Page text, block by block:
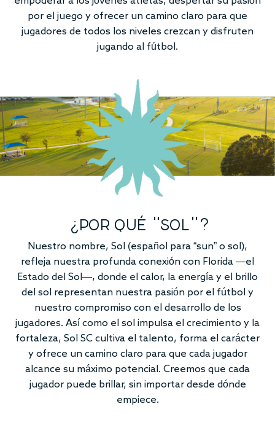
por el juego y ofrecer un camino claro para que
jugadores de todos los niveles crezcan y disfruten
jugando al fútbol.
¿POR QUÉ “SOL”?
Nuestro nombre, Sol (español para “sun” o sol),
refleja nuestra profunda conexión con Florida —el
Estado del Sol—, donde el calor, la energía y el brillo
del sol representan nuestra pasión por el fútbol y
nuestro compromiso con el desarrollo de los
jugadores. Así como el sol impulsa el crecimiento y la
fortaleza, Sol SC cultiva el talento, forma el carácter
y ofrece un camino claro para que cada jugador
alcance su máximo potencial. Creemos que cada
jugador puede brillar, sin importar desde dónde
empiece.